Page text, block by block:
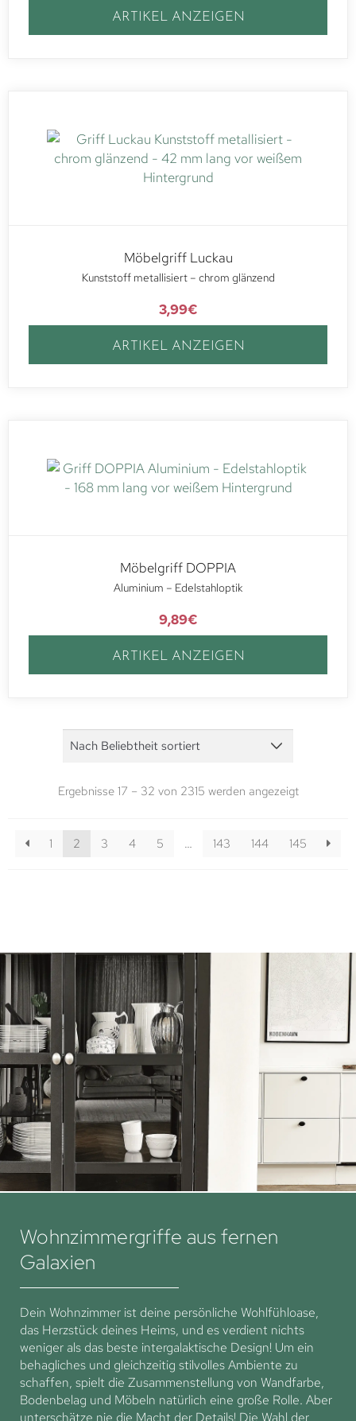
ARTIKEL ANZEIGEN
Möbelgriff Luckau
Kunststoff metallisiert – chrom glänzend
3,99€
ARTIKEL ANZEIGEN
Möbelgriff DOPPIA
Aluminium – Edelstahloptik
9,89€
ARTIKEL ANZEIGEN
Ergebnisse 17 – 32 von 2315 werden angezeigt
1 2 3 4 5 … 143 144 145
Wohnzimmergriffe aus fernen
Galaxien
Dein Wohnzimmer ist deine persönliche Wohlfühloase,
das Herzstück deines Heims, und es verdient nichts
weniger als das beste intergalaktische Design! Um ein
behagliches und gleichzeitig stilvolles Ambiente zu
schaffen, spielt die Zusammenstellung von Wandfarbe,
Bodenbelag und Möbeln natürlich eine große Rolle. Aber
unterschätze nie die Macht der Details! Die Wahl der